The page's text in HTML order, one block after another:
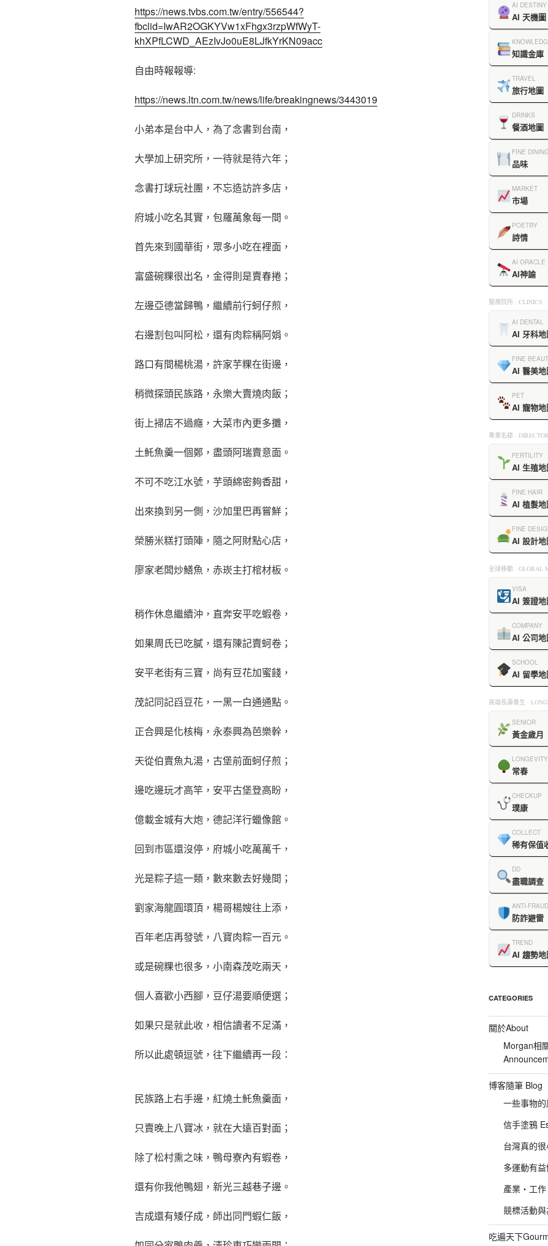
https://news.tvbs.com.tw/entry/556544?
fbclid=IwAR2OGKYVw1xFhgx3rzpWfWyT-
khXPfLCWD_AEzIvJo0uE8LJfkYrKN09acc
自由時報報導:
https://news.ltn.com.tw/news/life/breakingnews/3443019
小弟本是台中人，為了念書到台南，
大學加上研究所，一待就是待六年；
念書打球玩社團，不忘造訪許多店，
府城小吃名其實，包羅萬象每一間。
首先來到國華街，眾多小吃在裡面，
富盛碗粿很出名，金得則是賣春捲；
左邊亞德當歸鴨，繼續前行蚵仔煎，
右邊割包叫阿松，還有肉粽稱阿娟。
路口有間楊桃湯，許家芋粿在街邊，
稍微探頭民族路，永樂大賣燒肉飯；
街上掃店不過癮，大菜市內更多攤，
土魠魚羹一個鄭，盡頭阿瑞賣意面。
不可不吃江水號，芋頭綿密夠香甜，
出來換到另一側，沙加里巴再嘗鮮；
榮勝米糕打頭陣，隨之阿財點心店，
廖家老闆炒鱔魚，赤崁主打棺材板。
稍作休息繼續沖，直奔安平吃蝦卷，
如果周氏已吃膩，還有陳記賣蚵卷；
安平老街有三寶，尚有豆花加蜜餞，
茂記同記舀豆花，一黑一白通通點。
正合興是化核梅，永泰興為芭樂幹，
天從伯賣魚丸湯，古堡前面蚵仔煎；
邊吃邊玩才高竿，安平古堡登高盼，
億載金城有大炮，德記洋行蠟像館。
回到市區還沒停，府城小吃萬萬千，
光是粽子這一類，數來數去好幾間；
劉家海龍圓環頂，楊哥楊嫂往上添，
百年老店再發號，八寶肉粽一百元。
或是碗粿也很多，小南森茂吃兩天，
個人喜歡小西腳，豆仔湯要順便選；
如果只是就此收，相信讀者不足滿，
所以此處頓逗號，往下繼續再一段：
民族路上右手邊，紅燒土魠魚羹面，
只賣晚上八寶冰，就在大遠百對面；
除了松村熏之味，鴨母寮內有蝦卷，
還有你我他鴨翅，新光三越巷子邊。
吉成還有矮仔成，師出同門蝦仁飯，
AI DESTINY
AI 天機圖
知識金庫
TRAVEL
旅行地圖
DRINKS
餐酒地圖
FINE DINING
品味
MARKET
市場
POETRY
詩情
AI ORACLE
AI神諭
醫療院所 · CLINICS
AI DENTAL
AI 牙科地
FINE
AI 醫美地
PET
AI 寵物地
專業名錄 ·
FERTILITY
AI 生殖地
FINE HAIR
AI 植髮地
FINE
AI 設計地
全球移動 · GLOBAL
VISA
AI 簽證地
COMPANY
AI 公司地
SCHOOL
AI 留學地
高端長壽養生 ·
SENIOR
黃金歲月
LONGEVITY
常春
CHECKUP
璞康
COLLECT
稀有保值
DD
盡職調查
ANTI-FRAUD
防詐避雷
TREND
AI 趨勢地
CATEGORIES
關於About
Morgan相
博客隨筆 Blog
一些事物
信手塗鴉
台灣真的
多運動有
產業‧工
競標活動
吃遍天下